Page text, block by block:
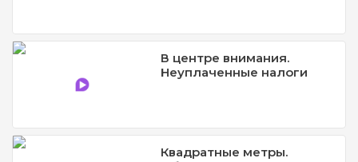
В центре внимания.
Неуплаченные налоги
Квадратные метры.